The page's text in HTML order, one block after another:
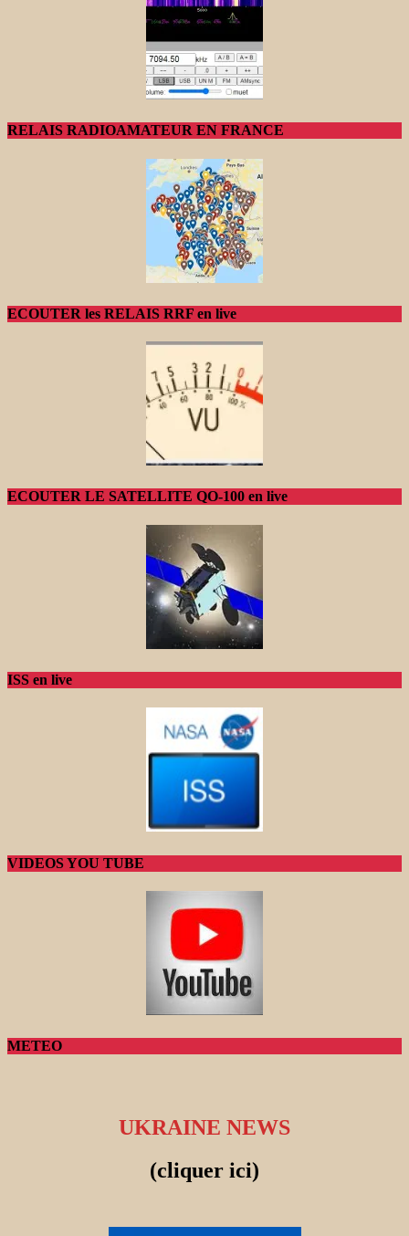
RELAIS RADIOAMATEUR EN FRANCE
ECOUTER les RELAIS RRF en live
ECOUTER LE SATELLITE QO-100 en live
ISS en live
VIDEOS YOU TUBE
METEO
UKRAINE NEWS
(cliquer ici)